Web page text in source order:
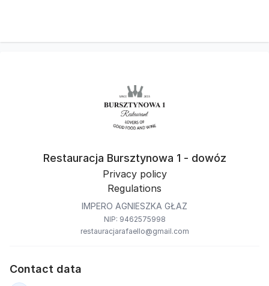
Restauracja Bursztynowa 1 - dowóz
Privacy policy
Regulations
IMPERO AGNIESZKA GŁAZ
NIP: 9462575998
restauracjarafaello@gmail.com
Contact data